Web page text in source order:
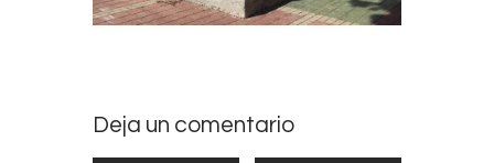
Deja un comentario